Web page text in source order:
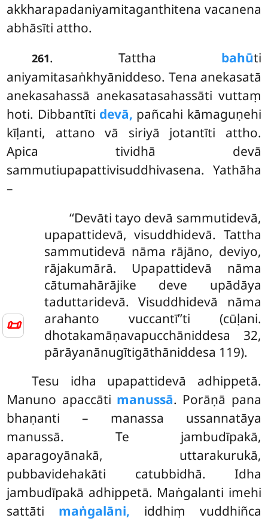
📜
akkharapadaniyamitaganthitena vacanena
abhāsīti attho.
261. Tattha bahūti
aniyamitasaṅkhyāniddeso. Tena anekasatā
anekasahassā anekasatasahassāti vuttaṃ
hoti. Dibbantīti devā, pañcahi kāmaguṇehi
kīḷanti, attano vā siriyā jotantīti attho.
Apica tividhā devā
sammutiupapattivisuddhivasena. Yathāha
–
‘‘Devātitayo devā sammutidevā,
upapattidevā, visuddhidevā. Tattha
sammutidevā nāma rājāno, deviyo,
rājakumārā. Upapattidevā nāma
cātumahārājike deve upādāya
taduttaridevā. Visuddhidevā nāma
arahanto vuccantī’’ti (cūḷani.
dhotakamāṇavapucchāniddesa 32,
pārāyanānugītigāthāniddesa 119).
Tesu idha upapattidevā adhippetā.
Manuno apaccāti manussā. Porāṇā pana
bhaṇanti – manassa ussannatāya
manussā. Te jambudīpakā,
aparagoyānakā, uttarakurukā,
pubbavidehakāti catubbidhā. Idha
jambudīpakā adhippetā. Maṅgalanti imehi
sattāti maṅgalāni, iddhiṃ vuddhiñca